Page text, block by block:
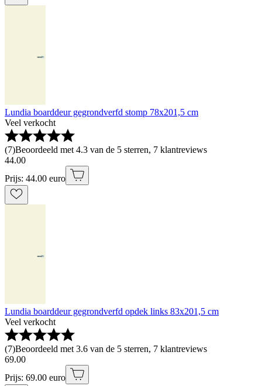
Lundia boarddeur gegrondverfd stomp 78x201,5 cm
Veel verkocht
(7)Beoordeeld met 4.3 van de 5 sterren, 7 klantreviews
44.00
Prijs: 44.00 euro
Lundia boarddeur gegrondverfd opdek links 83x201,5 cm
Veel verkocht
(7)Beoordeeld met 3.6 van de 5 sterren, 7 klantreviews
69.00
Prijs: 69.00 euro